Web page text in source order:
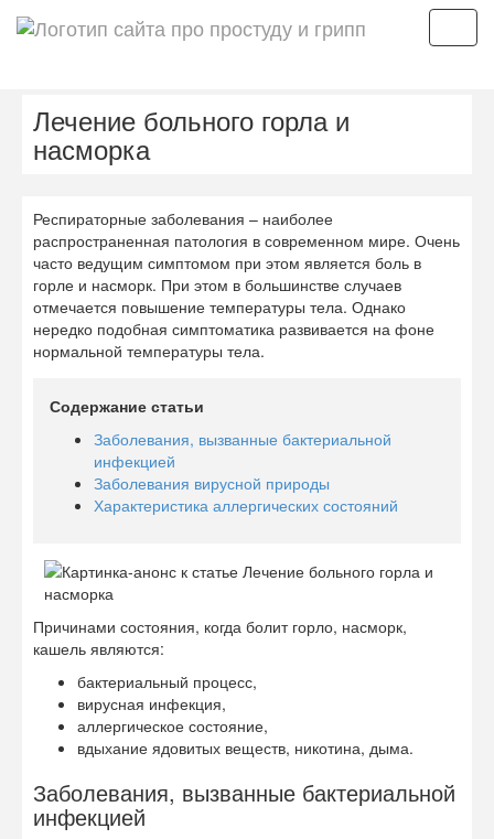
Лечение больного горла и
насморка
Респираторные заболевания – наиболее
распространенная патология в современном мире. Очень
часто ведущим симптомом при этом является боль в
горле и насморк. При этом в большинстве случаев
отмечается повышение температуры тела. Однако
нередко подобная симптоматика развивается на фоне
нормальной температуры тела.
Содержание статьи
Заболевания, вызванные бактериальной
инфекцией
Заболевания вирусной природы
Характеристика аллергических состояний
Причинами состояния, когда болит горло, насморк,
кашель являются:
бактериальный процесс,
вирусная инфекция,
аллергическое состояние,
вдыхание ядовитых веществ, никотина, дыма.
Заболевания, вызванные бактериальной
инфекцией